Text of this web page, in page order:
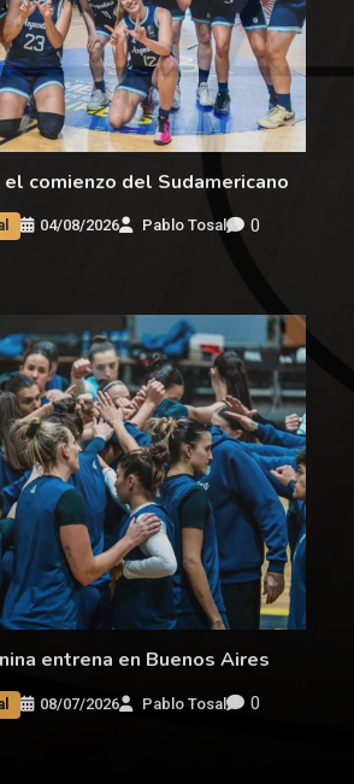
comienzo del Sudamericano
04/08/2026 Pablo Tosal 0
entrena en Buenos Aires
08/07/2026 Pablo Tosal 0